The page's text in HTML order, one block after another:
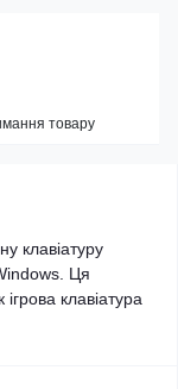
клавіатуру
Ця
клавіатура
товару